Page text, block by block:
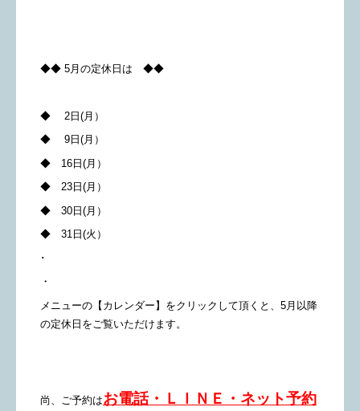
◆◆ 5月の定休日は ◆◆
◆ 2日(月）
◆ 9日(月）
◆ 16日(月）
◆ 23日(月）
◆ 30日(月）
◆ 31日(火）
･
・
メニューの【カレンダー】をクリックして頂くと、5月以降
の定休日をご覧いただけます。
尚、ご予約はお電話・ＬＩＮＥ・ネット予約